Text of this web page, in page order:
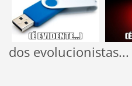
dos evolucionistas...